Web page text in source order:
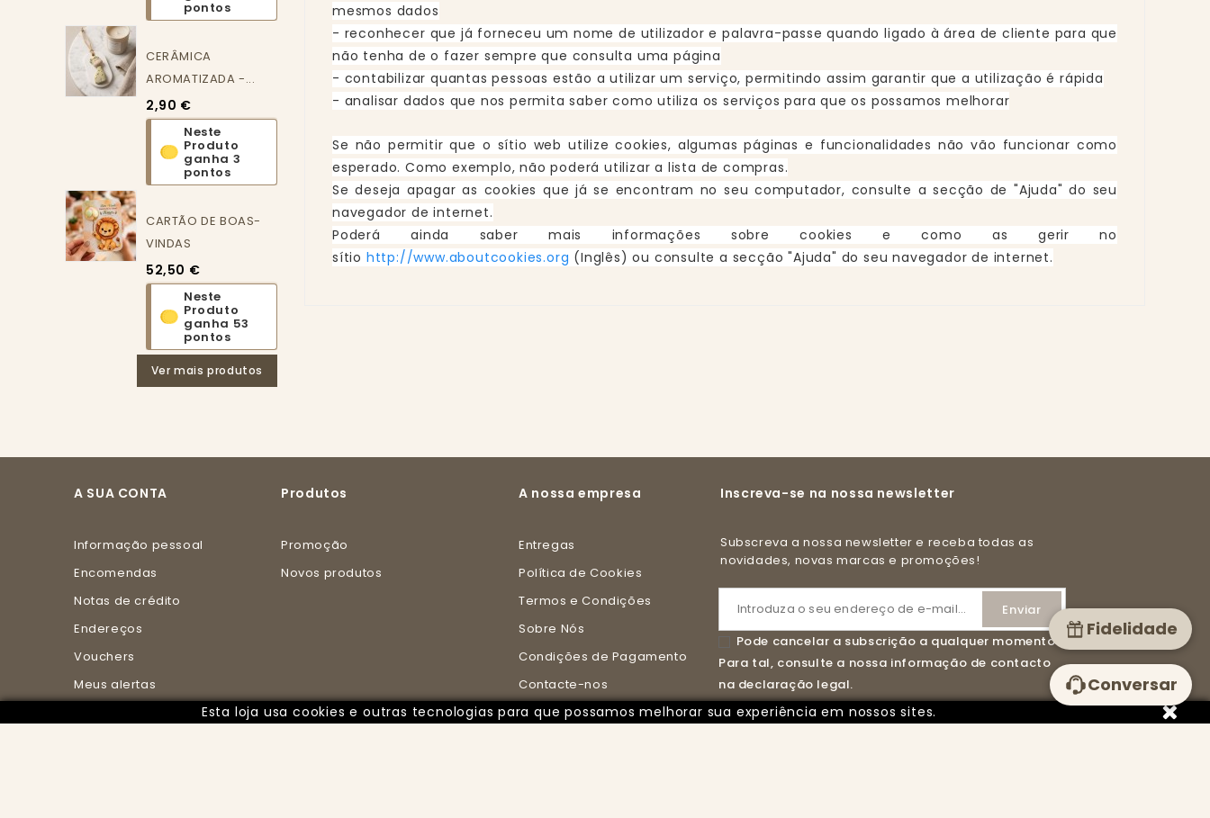
pontos
CERÂMICA
AROMATIZADA -...
2,90 €
Neste
Produto
ganha 3
pontos
CARTÃO DE BOAS-
VINDAS
52,50 €
Neste
Produto
ganha 53
pontos
Ver mais produtos
mesmos dados
- reconhecer que já forneceu um nome de utilizador e palavra-passe quando ligado à área de cliente para que
não tenha de o fazer sempre que consulta uma página
- contabilizar quantas pessoas estão a utilizar um serviço, permitindo assim garantir que a utilização é rápida
- analisar dados que nos permita saber como utiliza os serviços para que os possamos melhorar
Se não permitir que o sítio web utilize cookies, algumas páginas e funcionalidades não vão funcionar como
esperado. Como exemplo, não poderá utilizar a lista de compras.
Se deseja apagar as cookies que já se encontram no seu computador, consulte a secção de "Ajuda" do seu
navegador de internet.
Poderá ainda saber mais informações sobre cookies e como as gerir no
sítio http://www.aboutcookies.org (Inglês) ou consulte a secção "Ajuda" do seu navegador de internet.
A SUA CONTA
Informação pessoal
Encomendas
Notas de crédito
Endereços
Vouchers
Meus alertas
Inscreva-se na nossa newsletter
Subscreva a nossa newsletter e receba todas as
novidades, novas marcas e promoções!
Pode cancelar a subscrição a qualquer momento.
Para tal, consulte a nossa informação de contacto
na declaração legal.
Produtos
Promoção
Novos produtos
A nossa empresa
Entregas
Política de Cookies
Termos e Condições
Sobre Nós
Condições de Pagamento
Contacte-nos
Livro de Reclamações Online
Esta loja usa cookies e outras tecnologias para que possamos melhorar sua experiência em nossos sites.
Conversar
Fidelidade